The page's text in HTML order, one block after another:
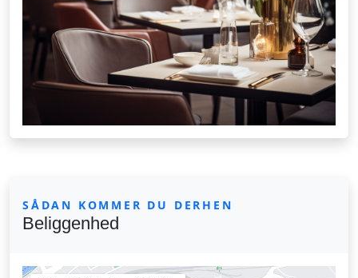
SÅDAN KOMMER DU DERHEN
Beliggenhed